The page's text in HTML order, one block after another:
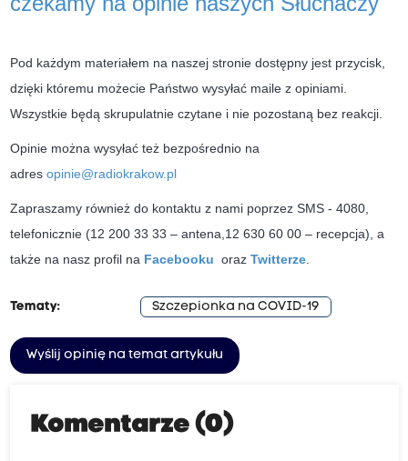
Pod każdym materiałem na naszej stronie dostępny jest przycisk,
dzięki któremu możecie Państwo wysyłać maile z opiniami.
Wszystkie będą skrupulatnie czytane i nie pozostaną bez reakcji.
Opinie można wysyłać też bezpośrednio na
adres opinie@radiokrakow.pl
Zapraszamy również do kontaktu z nami poprzez SMS - 4080,
telefonicznie (12 200 33 33 – antena,12 630 60 00 – recepcja), a
także na nasz profil na Facebooku oraz Twitterze.
Tematy: Szczepionka na COVID-19
Wyślij opinię na temat artykułu
Komentarze (0)